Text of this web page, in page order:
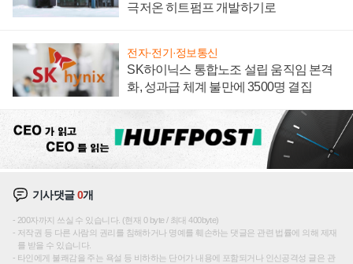
극저온 히트펌프 개발하기로
전자·전기·정보통신
SK하이닉스 통합노조 설립 움직임 본격
화, 성과급 체계 불만에 3500명 결집
기사댓글0개
200자까지 쓰실 수 있습니다. (현재 0 byte / 최대 400byte)
저작권 등 다른 사람의 권리를 침해하거나 명예를 훼손하는 댓글은 관련 법률에 의해 제재
를 받을 수 있습니다.
타인에게 불쾌감을 주는 욕설 등 비하하는 단어가 내용에 포함되거나 인신공격성 글은 관